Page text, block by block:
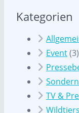
Kategorien
Event(3)
TV &